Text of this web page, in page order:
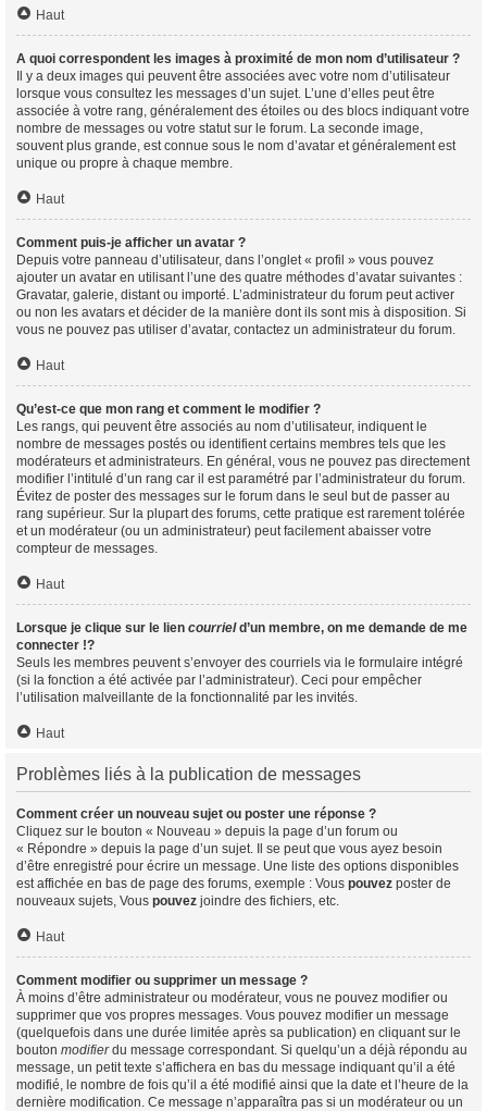
Haut
A quoi correspondent les images à proximité de mon nom d’utilisateur ?
Il y a deux images qui peuvent être associées avec votre nom d’utilisateur
lorsque vous consultez les messages d’un sujet. L’une d’elles peut être
associée à votre rang, généralement des étoiles ou des blocs indiquant votre
nombre de messages ou votre statut sur le forum. La seconde image,
souvent plus grande, est connue sous le nom d’avatar et généralement est
unique ou propre à chaque membre.
Haut
Comment puis-je afficher un avatar ?
Depuis votre panneau d’utilisateur, dans l’onglet « profil » vous pouvez
ajouter un avatar en utilisant l’une des quatre méthodes d’avatar suivantes :
Gravatar, galerie, distant ou importé. L’administrateur du forum peut activer
ou non les avatars et décider de la manière dont ils sont mis à disposition. Si
vous ne pouvez pas utiliser d’avatar, contactez un administrateur du forum.
Haut
Qu’est-ce que mon rang et comment le modifier ?
Les rangs, qui peuvent être associés au nom d’utilisateur, indiquent le
nombre de messages postés ou identifient certains membres tels que les
modérateurs et administrateurs. En général, vous ne pouvez pas directement
modifier l’intitulé d’un rang car il est paramétré par l’administrateur du forum.
Évitez de poster des messages sur le forum dans le seul but de passer au
rang supérieur. Sur la plupart des forums, cette pratique est rarement tolérée
et un modérateur (ou un administrateur) peut facilement abaisser votre
compteur de messages.
Haut
Lorsque je clique sur le lien courrield’un membre, on me demande de me
connecter !?
Seuls les membres peuvent s’envoyer des courriels via le formulaire intégré
(si la fonction a été activée par l’administrateur). Ceci pour empêcher
l’utilisation malveillante de la fonctionnalité par les invités.
Haut
Problèmes liés à la publication de messages
Comment créer un nouveau sujet ou poster une réponse ?
Cliquez sur le bouton « Nouveau » depuis la page d’un forum ou
« Répondre » depuis la page d’un sujet. Il se peut que vous ayez besoin
d’être enregistré pour écrire un message. Une liste des options disponibles
est affichée en bas de page des forums, exemple : Vous pouvez poster de
nouveaux sujets, Vous pouvez joindre des fichiers, etc.
Haut
Comment modifier ou supprimer un message ?
À moins d’être administrateur ou modérateur, vous ne pouvez modifier ou
supprimer que vos propres messages. Vous pouvez modifier un message
(quelquefois dans une durée limitée après sa publication) en cliquant sur le
bouton modifierdu message correspondant. Si quelqu’un a déjà répondu au
message, un petit texte s’affichera en bas du message indiquant qu’il a été
modifié, le nombre de fois qu’il a été modifié ainsi que la date et l’heure de la
dernière modification. Ce message n’apparaîtra pas si un modérateur ou un